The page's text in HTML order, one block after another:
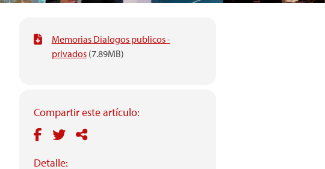
Memorias Dialogos publicos -
privados(7.89MB)
Compartir este artículo:
Detalle: